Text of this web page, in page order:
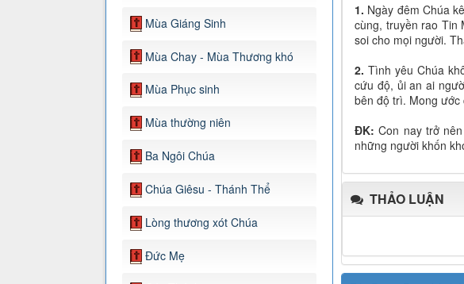
Mùa Giáng Sinh
Mùa Chay - Mùa Thương khó
Mùa Phục sinh
Mùa thường niên
Ba Ngôi Chúa
Chúa Giêsu - Thánh Thể
Lòng thương xót Chúa
Đức Mẹ
1. Ngày đêm Chúa
cùng, truyền rao Tin
soi cho mọi người.
2.Tình yêu Chúa
cứu độ, ủi an ai
bên độ trì. Mong ước
ĐK: Con nay trở
những người khốn
THẢO LUẬN